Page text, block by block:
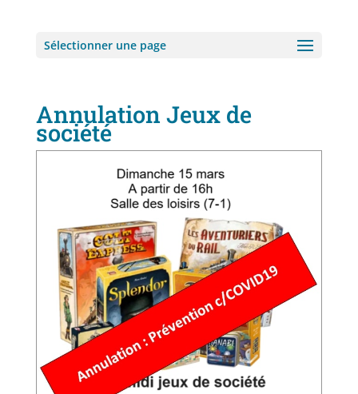
Sélectionner une page
Annulation Jeux de
société